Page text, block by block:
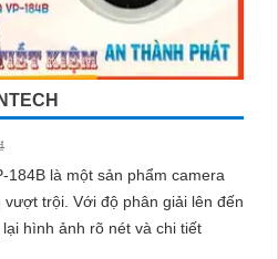
184B là một sản phẩm camera
giải lên đến
hình ảnh rõ nét và chi tiết